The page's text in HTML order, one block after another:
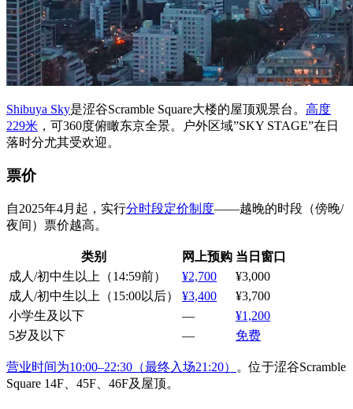
Shibuya Sky是涩谷Scramble Square大楼的屋顶观景台。 高度
229米 ，可360度俯瞰东京全景。户外区域”SKY STAGE”在日
落时分尤其受欢迎。
票价
自2025年4月起，实行分时段定价制度——越晚的时段（傍晚/
夜间）票价越高。
类别 网上预购 当日窗口
成人/初中生以上（14:59前）
¥2,700
¥3,000
成人/初中生以上（15:00以后）
¥3,400
¥3,700
小学生及以下
—
¥1,200
5岁及以下
— 免费
营业时间为10:00–22:30（最终入场21:20）
。位于涩谷Scramble
Square 14F、45F、46F及屋顶。